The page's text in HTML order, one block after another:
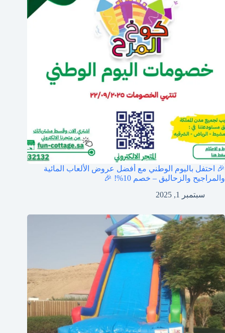
🎉 احتفل باليوم الوطني مع أفضل عروض الألعاب المائية
والمراجيح والزحاليق – خصم 10%! 🎉
سبتمبر 1, 2025